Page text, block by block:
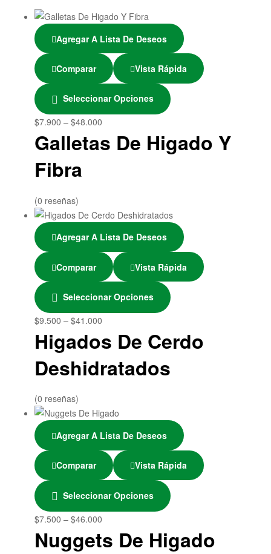
Agregar A Lista De Deseos
Comparar Vista Rápida
Seleccionar Opciones
$7.900 – $48.000
Galletas De Higado Y
Fibra
(0 reseñas)
Agregar A Lista De Deseos
Comparar Vista Rápida
Seleccionar Opciones
$9.500 – $41.000
Higados De Cerdo
Deshidratados
(0 reseñas)
Agregar A Lista De Deseos
Comparar Vista Rápida
Seleccionar Opciones
$7.500 – $46.000
Nuggets De Higado